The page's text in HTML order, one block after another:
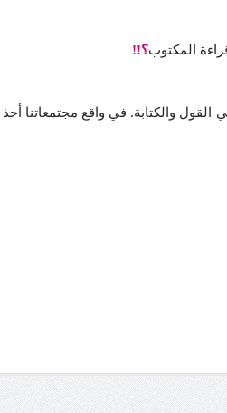
المكتوب؟!!
والكتابة. في واقع مجتمعاتنا أخذ